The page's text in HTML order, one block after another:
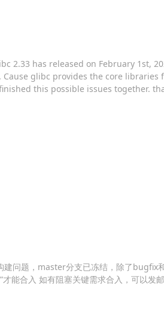
2.33 has released on February 1st,
glibc provides the core
this possible issues together.
问题，master分支已冻结，除了bugfix
合入 如有阻塞关键需求合入，可以发